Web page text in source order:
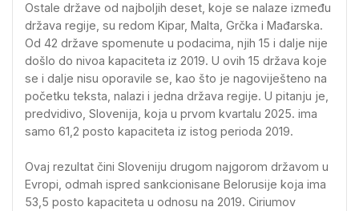
Ostale države od najboljih deset, koje se nalaze između
država regije, su redom Kipar, Malta, Grčka i Mađarska.
Od 42 države spomenute u podacima, njih 15 i dalje nije
došlo do nivoa kapaciteta iz 2019. U ovih 15 država koje
se i dalje nisu oporavile se, kao što je nagoviješteno na
početku teksta, nalazi i jedna država regije. U pitanju je,
predvidivo, Slovenija, koja u prvom kvartalu 2025. ima
samo 61,2 posto kapaciteta iz istog perioda 2019.
Ovaj rezultat čini Sloveniju drugom najgorom državom u
Evropi, odmah ispred sankcionisane Belorusije koja ima
53,5 posto kapaciteta u odnosu na 2019. Ciriumov